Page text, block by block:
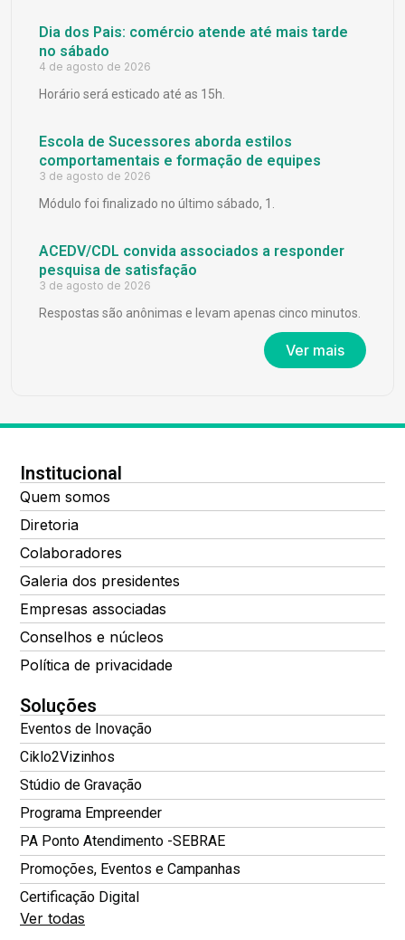
Dia dos Pais: comércio atende até mais tarde
no sábado
4 de agosto de 2026
Horário será esticado até as 15h.
Escola de Sucessores aborda estilos
comportamentais e formação de equipes
3 de agosto de 2026
Módulo foi finalizado no último sábado, 1.
ACEDV/CDL convida associados a responder
pesquisa de satisfação
3 de agosto de 2026
Respostas são anônimas e levam apenas cinco minutos.
Ver mais
Institucional
Quem somos
Diretoria
Colaboradores
Galeria dos presidentes
Empresas associadas
Conselhos e núcleos
Política de privacidade
Soluções
Eventos de Inovação
Ciklo2Vizinhos
Stúdio de Gravação
Programa Empreender
PA Ponto Atendimento -SEBRAE
Promoções, Eventos e Campanhas
Certificação Digital
Ver todas